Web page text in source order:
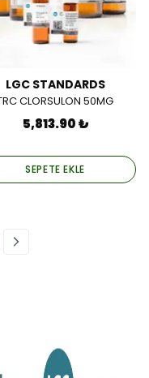
LGC STANDARDS
CLORSULON 50MG
5,813.90 ₺
SEPETE EKLE